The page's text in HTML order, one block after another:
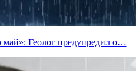
май»: Геолог предупредил о…